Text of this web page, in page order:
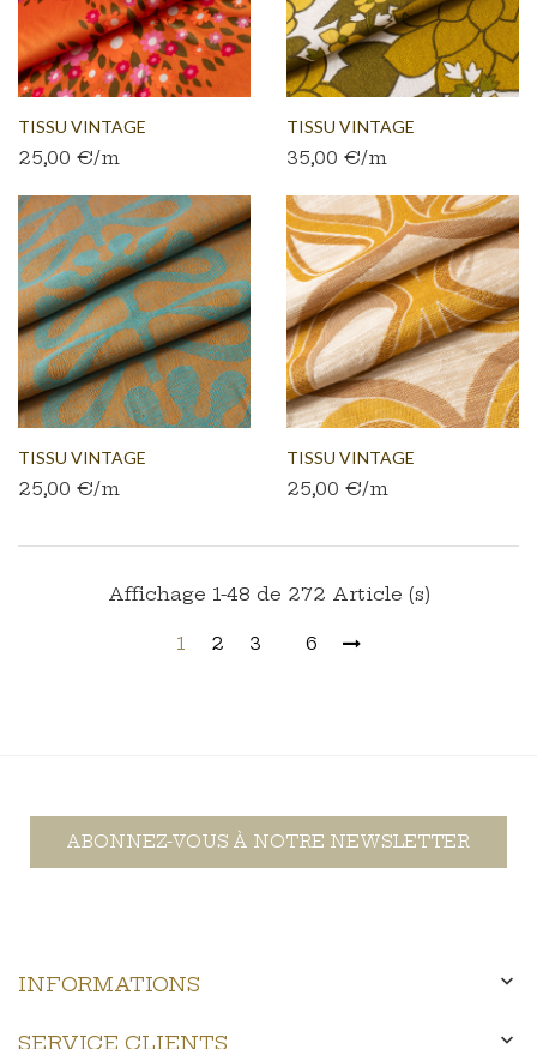
TISSU VINTAGE
AUTHENTIQUE...
25,00 €/m
TISSU VINTAGE
AUTHENTIQUE...
35,00 €/m
TISSU VINTAGE
AUTHENTIQUE...
25,00 €/m
TISSU VINTAGE
AUTHENTIQUE...
25,00 €/m
Affichage 1-48 de 272 Article (s)
1 2 3 6
ABONNEZ-VOUS À NOTRE NEWSLETTER
INFORMATIONS 
SERVICE CLIENTS 